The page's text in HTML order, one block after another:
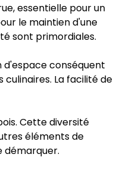
essentielle pour un
le maintien d'une
sont primordiales.
conséquent
La facilité de
Cette diversité
éléments de
démarquer.